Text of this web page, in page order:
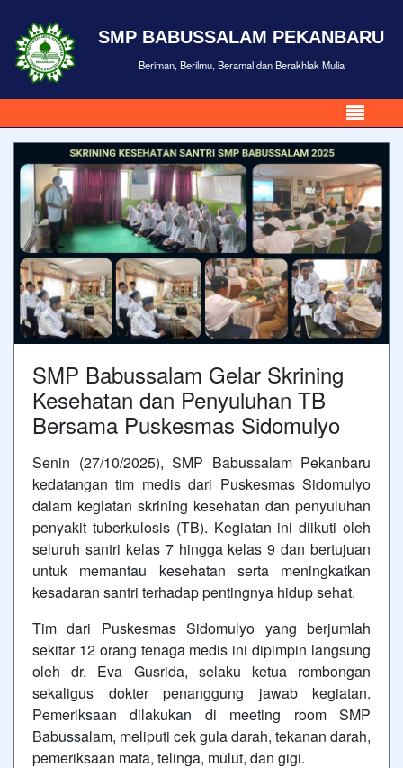
SMP BABUSSALAM PEKANBARU
Beriman, Berilmu, Beramal dan Berakhlak Mulia
SMP Babussalam Gelar Skrining
Kesehatan dan Penyuluhan TB
Bersama Puskesmas Sidomulyo
Senin (27/10/2025), SMP Babussalam Pekanbaru
kedatangan tim medis dari Puskesmas Sidomulyo
dalam kegiatan skrining kesehatan dan penyuluhan
penyakit tuberkulosis (TB). Kegiatan ini diikuti oleh
seluruh santri kelas 7 hingga kelas 9 dan bertujuan
untuk memantau kesehatan serta meningkatkan
kesadaran santri terhadap pentingnya hidup sehat.
Tim dari Puskesmas Sidomulyo yang berjumlah
sekitar 12 orang tenaga medis ini dipimpin langsung
oleh dr. Eva Gusrida, selaku ketua rombongan
sekaligus dokter penanggung jawab kegiatan.
Pemeriksaan dilakukan di meeting room SMP
Babussalam, meliputi cek gula darah, tekanan darah,
pemeriksaan mata, telinga, mulut, dan gigi.